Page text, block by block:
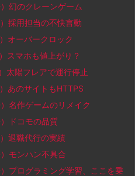
幻のクレーンゲーム
採用担当の不快言動
オーバークロック
マホも値上がり？
陽フレアで運行停止
あのサイトもHTTPS
名作ゲームのリメイク
ドコモの品質
退職代行の実績
モンハン不具合
ログラミング学習、ここを乗